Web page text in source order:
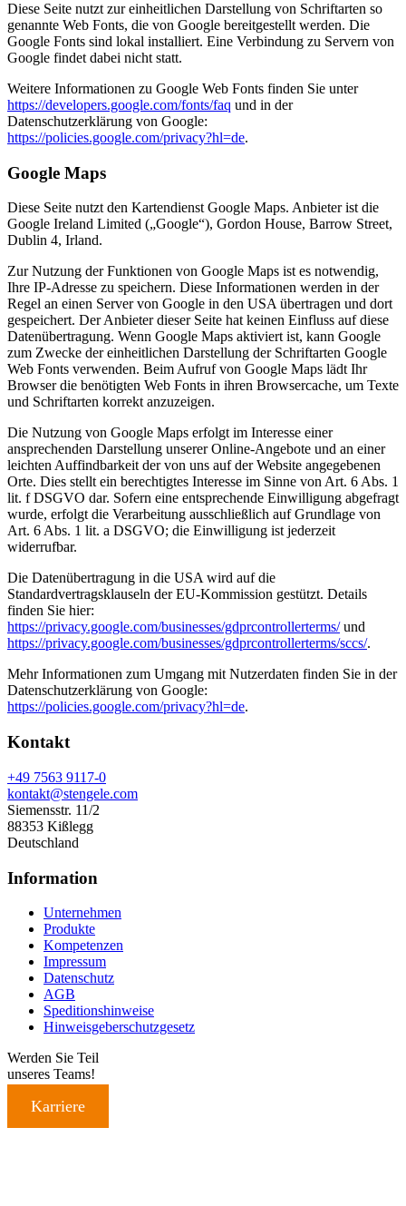
Diese Seite nutzt zur einheitlichen Darstellung von Schriftarten so
genannte Web Fonts, die von Google bereitgestellt werden. Die
Google Fonts sind lokal installiert. Eine Verbindung zu Servern von
Google findet dabei nicht statt.
Weitere Informationen zu Google Web Fonts finden Sie unter
https://developers.google.com/fonts/faq und in der
Datenschutzerklärung von Google:
https://policies.google.com/privacy?hl=de.
Google Maps
Diese Seite nutzt den Kartendienst Google Maps. Anbieter ist die
Google Ireland Limited („Google“), Gordon House, Barrow Street,
Dublin 4, Irland.
Zur Nutzung der Funktionen von Google Maps ist es notwendig,
Ihre IP-Adresse zu speichern. Diese Informationen werden in der
Regel an einen Server von Google in den USA übertragen und dort
gespeichert. Der Anbieter dieser Seite hat keinen Einfluss auf diese
Datenübertragung. Wenn Google Maps aktiviert ist, kann Google
zum Zwecke der einheitlichen Darstellung der Schriftarten Google
Web Fonts verwenden. Beim Aufruf von Google Maps lädt Ihr
Browser die benötigten Web Fonts in ihren Browsercache, um Texte
und Schriftarten korrekt anzuzeigen.
Die Nutzung von Google Maps erfolgt im Interesse einer
ansprechenden Darstellung unserer Online-Angebote und an einer
leichten Auffindbarkeit der von uns auf der Website angegebenen
Orte. Dies stellt ein berechtigtes Interesse im Sinne von Art. 6 Abs. 1
lit. f DSGVO dar. Sofern eine entsprechende Einwilligung abgefragt
wurde, erfolgt die Verarbeitung ausschließlich auf Grundlage von
Art. 6 Abs. 1 lit. a DSGVO; die Einwilligung ist jederzeit
widerrufbar.
Die Datenübertragung in die USA wird auf die
Standardvertragsklauseln der EU-Kommission gestützt. Details
finden Sie hier:
https://privacy.google.com/businesses/gdprcontrollerterms/und
https://privacy.google.com/businesses/gdprcontrollerterms/sccs/.
Mehr Informationen zum Umgang mit Nutzerdaten finden Sie in der
Datenschutzerklärung von Google:
https://policies.google.com/privacy?hl=de.
Kontakt
+49 7563 9117-0
kontakt@stengele.com
Siemensstr. 11/2
88353 Kißlegg
Deutschland
Information
Unternehmen
Produkte
Kompetenzen
Impressum
Datenschutz
AGB
Speditionshinweise
Hinweisgeberschutzgesetz
Werden Sie Teil
unseres Teams!
Karriere